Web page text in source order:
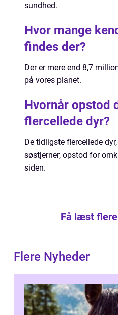
sundhed.
Hvor mange
findes der?
Der er mere end 8,7
på vores planet.
Hvornår opstod
flercellede dyr?
De tidligste flercellede
søstjerner, opstod for
siden.
Få læst
Flere Nyheder